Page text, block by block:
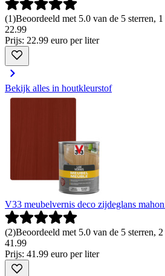
(1)Beoordeeld met 5.0 van de 5 sterren,
22.99
Prijs: 22.99 euro per liter
Bekijk alles in houtkleurstof
V33 meubelvernis deco zijdeglans
(2)Beoordeeld met 5.0 van de 5 sterren,
41 .99
Prijs: 41.99 euro per liter